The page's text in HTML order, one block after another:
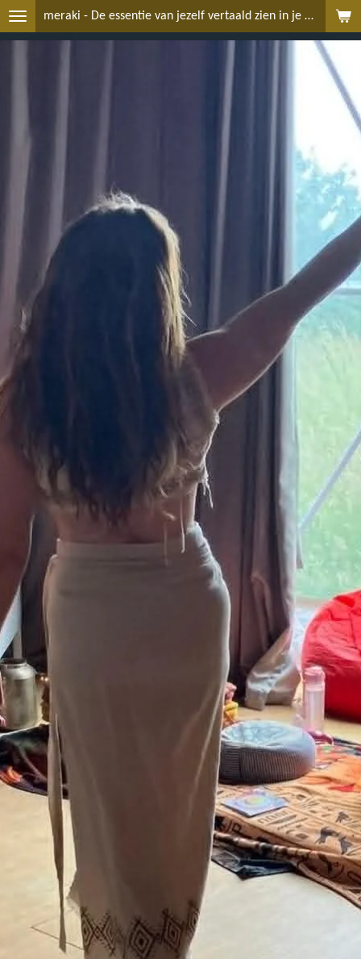
Ga
direct
meraki - De essentie van jezelf vertaald zien in je passie en creativiteit